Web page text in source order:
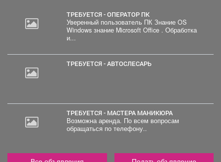
ТРЕБУЕТСЯ - ОПЕРАТОР ПК
Уверенный пользователь ПК Знание OS
Windows знание Microsoft Office . Обработка
и...
ТРЕБУЕТСЯ - АВТОСЛЕСАРЬ
ТРЕБУЕТСЯ - МАСТЕРА МАНИКЮРА
Возможна аренда. По всем вопросам
обращаться по телефону..